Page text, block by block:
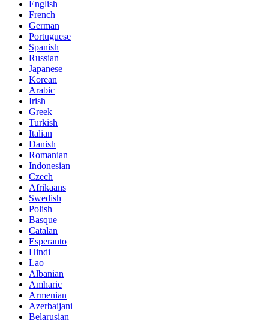
English
French
German
Portuguese
Spanish
Russian
Japanese
Korean
Arabic
Irish
Greek
Turkish
Italian
Danish
Romanian
Indonesian
Czech
Afrikaans
Swedish
Polish
Basque
Catalan
Esperanto
Hindi
Lao
Albanian
Amharic
Armenian
Azerbaijani
Belarusian